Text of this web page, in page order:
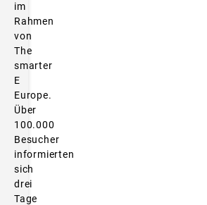
im
Rahmen
von
The
smarter
E
Europe.
Über
100.000
Besucher
informierten
sich
drei
Tage